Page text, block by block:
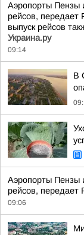
Аэропорты Пензы
рейсов, передает
выпуск рейсов
Украина.ру
09:14
В
Аэропорты Пензы
рейсов, передает
09:06